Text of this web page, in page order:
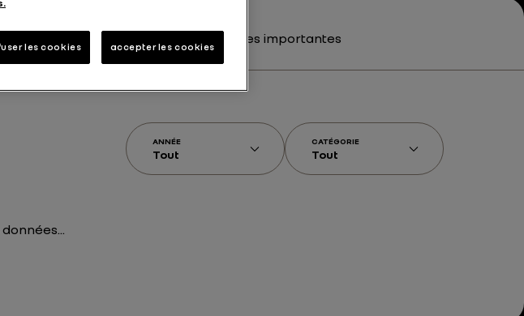
Autres informations juridiques importantes
ANNÉE
Tout
CATÉGORIE
Tout
les cookies accepter les cookies